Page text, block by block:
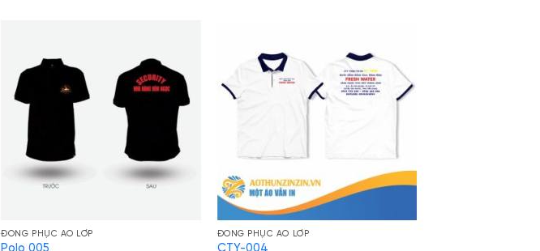
ĐỒNG PHỤC ÁO LỚP ĐỒNG PHỤC ÁO LỚP